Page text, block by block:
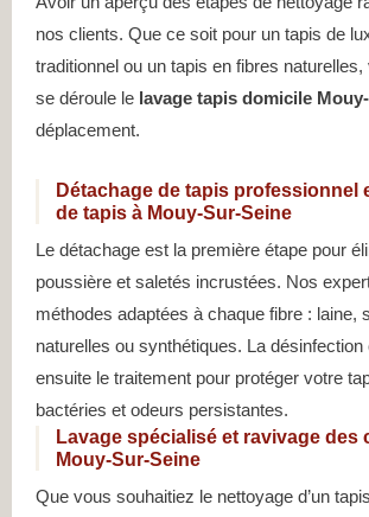
nos clients. Que ce soit pour un tapis de
traditionnel ou un tapis en fibres
se déroule le lavage tapis domicile
déplacement.
Détachage de tapis professionnel
de tapis à Mouy-Sur-Seine
Le détachage est la première étape pour
poussière et saletés incrustées. Nos
méthodes adaptées à chaque fibre : laine,
naturelles ou synthétiques. La désinfection
ensuite le traitement pour protéger votre
bactéries et odeurs persistantes.
Lavage spécialisé et ravivage des
Mouy-Sur-Seine
Que vous souhaitiez le nettoyage d’un